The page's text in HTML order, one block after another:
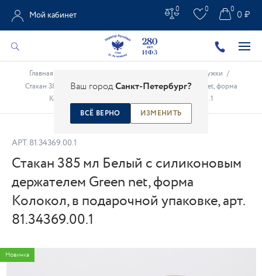
Ваш городСанкт-Петербург?
ВСЁ ВЕРНО ИЗМЕНИТЬ
Мой кабинет
0 0 0 ₽
0
Главная Бокалы, кружки /
Стакан 385 мл Белый с силиконовым держателем Green net, форма
Колокол, в подарочной упаковке, арт. 81.34369.00.1
АРТ. 81.34369.00.1
Стакан 385 мл Белый с силиконовым
держателем Green net, форма
Колокол, в подарочной упаковке, арт.
81.34369.00.1
Новинка